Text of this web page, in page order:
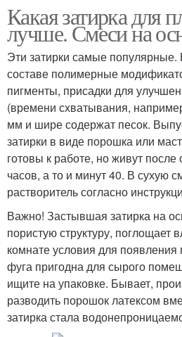
Затирки из
натурального дерева
Затирка для швов
Гибкая затирка
Влагостойкая затирка
Цементные затирки
Какая затирка для
лучше. Смеси на
Эти затирки самые
составе полимерные
пигменты, присадки для
(времени схватывания,
мм и шире содержат песок.
затирки в виде порошка или
готовы к работе, но живут после
часов, а то и минут 40. В сухую
растворитель согласно
Важно! Застывшая затирка на
пористую структуру, поглощает
комнате условия для
фуга пригодна для сырого
ищите на упаковке. Бывает,
разводить порошок латексом
затирка стала